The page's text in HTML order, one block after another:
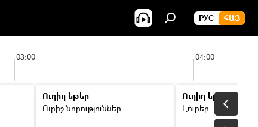
РУС ՀԱՅ
03:00 04:00
Ուղիղ եթեր
Ուրիշ նորություններ
Ուղիղ եթեր
Լուրեր